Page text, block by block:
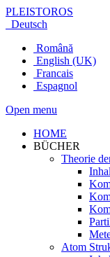
PLEISTOROS
Deutsch
Română
English (UK)
Francais
Espagnol
Open menu
HOME
BÜCHER
Theorie
Atom